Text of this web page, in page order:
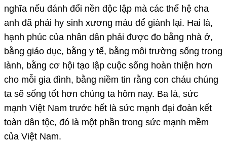
nghĩa nếu đánh đổi nền độc lập mà các thế hệ cha
anh đã phải hy sinh xương máu để giành lại. Hai là,
hạnh phúc của nhân dân phải được đo bằng nhà ở,
bằng giáo dục, bằng y tế, bằng môi trường sống trong
lành, bằng cơ hội tạo lập cuộc sống hoàn thiện hơn
cho mỗi gia đình, bằng niềm tin rằng con cháu chúng
ta sẽ sống tốt hơn chúng ta hôm nay. Ba là, sức
mạnh Việt Nam trước hết là sức mạnh đại đoàn kết
toàn dân tộc, đó là một phần trong sức mạnh mềm
của Việt Nam.